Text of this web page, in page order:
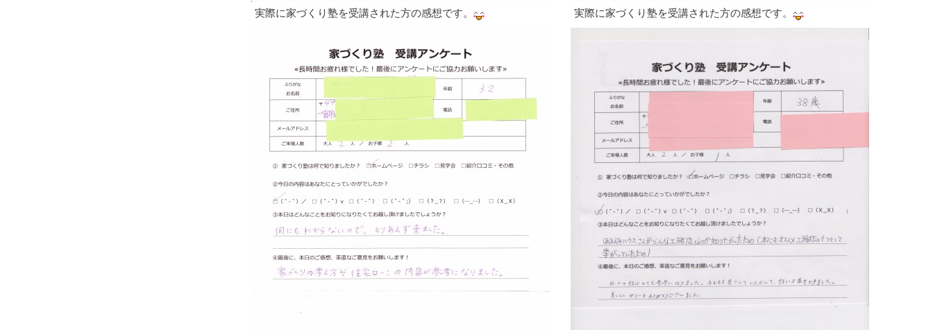
実際に家づくり塾を受講された方の感想です。 実際に家づくり塾を受講された方の感想です。